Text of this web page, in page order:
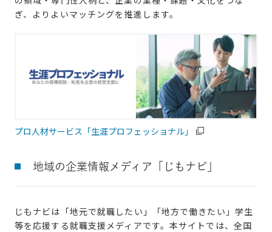
ぎ、よりよいマッチングを推進します。
プロ人材サービス「生涯プロフェッショナル」
地域の企業情報メディア「じもナビ」
じもナビは「地元で就職したい」「地方で働きたい」学生
等を応援する就職支援メディアです。本サイトでは、全国